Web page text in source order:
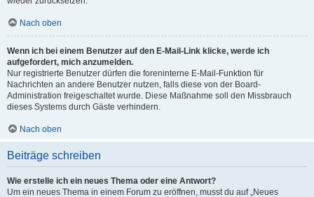
Nach oben
Wenn ich bei einem Benutzer auf den E-Mail-Link klicke, werde ich
aufgefordert, mich anzumelden.
Nur registrierte Benutzer dürfen die foreninterne E-Mail-Funktion für
Nachrichten an andere Benutzer nutzen, falls diese von der Board-
Administration freigeschaltet wurde. Diese Maßnahme soll den Missbrauch
dieses Systems durch Gäste verhindern.
Nach oben
Beiträge schreiben
Wie erstelle ich ein neues Thema oder eine Antwort?
Um ein neues Thema in einem Forum zu eröffnen, musst du auf „Neues